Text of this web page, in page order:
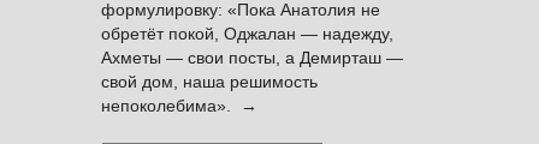
формулировку: «Пока Анатолия не
обретёт покой, Оджалан — надежду,
Ахметы — свои посты, а Демирташ —
свой дом, наша решимость
непоколебима». →